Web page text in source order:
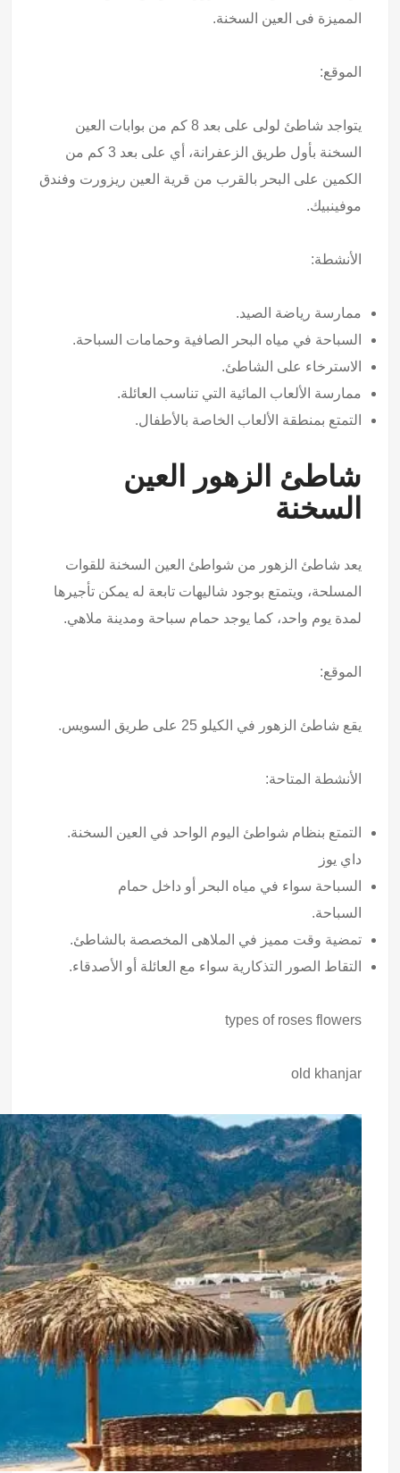
المميزة فى العين السخنة.
الموقع:
يتواجد شاطئ لولى على بعد 8 كم من بوابات العين
السخنة بأول طريق الزعفرانة، أي على بعد 3 كم من
الكمين على البحر بالقرب من قرية العين ريزورت وفندق
موفينبيك.
الأنشطة:
ممارسة رياضة الصيد.
السباحة في مياه البحر الصافية وحمامات السباحة.
الاسترخاء على الشاطئ.
ممارسة الألعاب المائية التي تناسب العائلة.
التمتع بمنطقة الألعاب الخاصة بالأطفال.
شاطئ الزهور العين
السخنة
يعد شاطئ الزهور من شواطئ العين السخنة للقوات
المسلحة، ويتمتع بوجود شاليهات تابعة له يمكن تأجيرها
لمدة يوم واحد، كما يوجد حمام سباحة ومدينة ملاهي.
الموقع:
يقع شاطئ الزهور في الكيلو 25 على طريق السويس.
الأنشطة المتاحة:
التمتع بنظام شواطئ اليوم الواحد في العين السخنة.
داي يوز
السباحة سواء في مياه البحر أو داخل حمام
السباحة.
تمضية وقت مميز في الملاهى المخصصة بالشاطئ.
التقاط الصور التذكارية سواء مع العائلة أو الأصدقاء.
types of roses flowers
old khanjar